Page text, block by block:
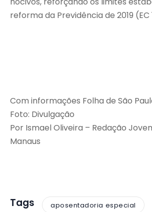
reforma da Previdência de 2019 (EC
Com informações Folha de São
Foto: Divulgação
Por Ismael Oliveira – Redação
Manaus
Tags aposentadoria especial